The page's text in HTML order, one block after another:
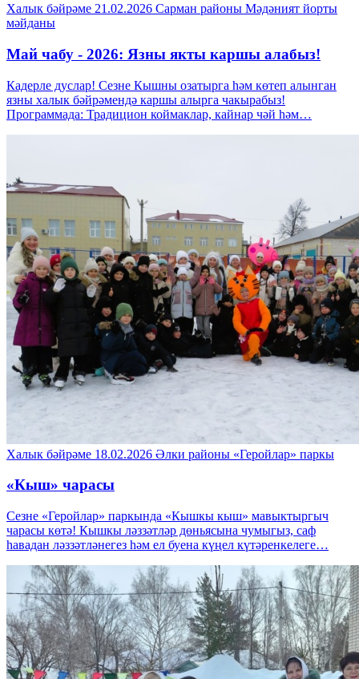
Халык бәйрәме 21.02.2026 Сарман районы Мәдәният йорты
мәйданы
Май чабу - 2026: Язны якты каршы алабыз!
Кадерле дуслар! Сезне Кышны озатырга һәм көтеп алынган
язны халык бәйрәмендә каршы алырга чакырабыз!
Программада: Традицион коймаклар, кайнар чәй һәм…
Халык бәйрәме 18.02.2026 Әлки районы «Геройлар» паркы
«Кыш» чарасы
Сезне «Геройлар» паркында «Кышкы кыш» мавыктыргыч
чарасы көтә! Кышкы ләззәтләр дөньясына чумыгыз, саф
һавадан ләззәтләнегез һәм ел буена күңел күтәренкелеге…